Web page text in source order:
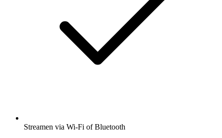
Streamen via Wi-Fi of Bluetooth